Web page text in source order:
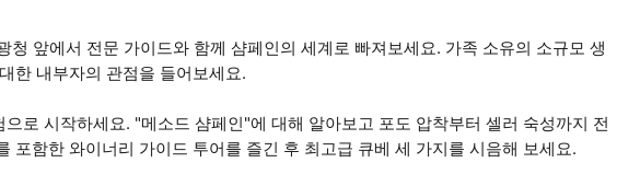
청 앞에서 전문 가이드와 함께 샴페인의 세계로 빠져보세요. 가족 소유의 소규모 생
한 내부자의 관점을 들어보세요.
로 시작하세요. "메소드 샴페인"에 대해 알아보고 포도 압착부터 셀러 숙성까지 전
포함한 와이너리 가이드 투어를 즐긴 후 최고급 큐베 세 가지를 시음해 보세요.